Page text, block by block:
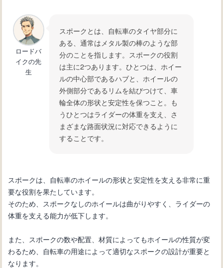
自転車の変速機が故障：修理方法と必
要なツール
自転車初心者必見！変速機の仕組みと
使い方を徹底解説
ロードバ
イクの先
生
スポークとは、自転車のタイヤ部分に
ある、通常はメタル製の棒のような部
分のことを指します。スポークの役割
は主に2つあります。ひとつは、ホイー
ルの中心部であるハブと、ホイールの
外側部分であるリムを結びつけて、車
輪全体の形状と安定性を保つこと。も
うひとつはライダーの体重を支え、さ
まざまな路面状況に対応できるように
することです。
スポークは、自転車のホイールの形状と安定性を支える非常に重
要な役割を果たしています。
そのため、スポークなしのホイールは曲がりやすく、ライダーの
体重を支える能力が低下します。
また、スポークの数や配置、材質によってもホイールの性質が変
わるため、自転車の用途によって適切なスポークの設計が重要と
なります。